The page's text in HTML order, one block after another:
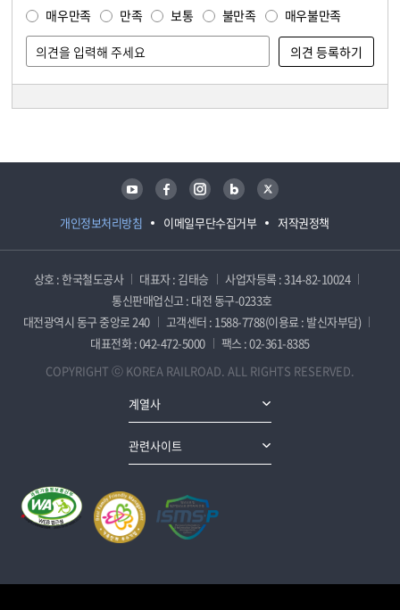
매우만족 만족 보통 불만족 매우불만족
개인정보처리방침 이메일무단수집거부 저작권정책
유튜브 페이스북 인스타그램 블로그 트위터
상호 : 한국철도공사 대표자 : 김태승
사업자등록 : 314-82-10024
통신판매업신고 : 대전 동구-0233호
대전광역시 동구 중앙로 240
고객센터 : 1588-7788(이용료 : 발신자부담)
대표전화 : 042-472-5000
팩스 : 02-361-8385
COPYRIGHT ⓒ KOREA RAILROAD. ALL RIGHTS RESERVED.
계열사
관련사이트